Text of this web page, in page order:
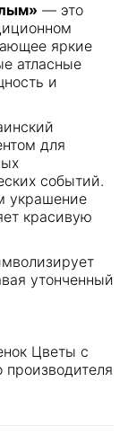
— это
яркие
атласные
и
для
событий.
украшение
красивую
утонченный
Цветы с